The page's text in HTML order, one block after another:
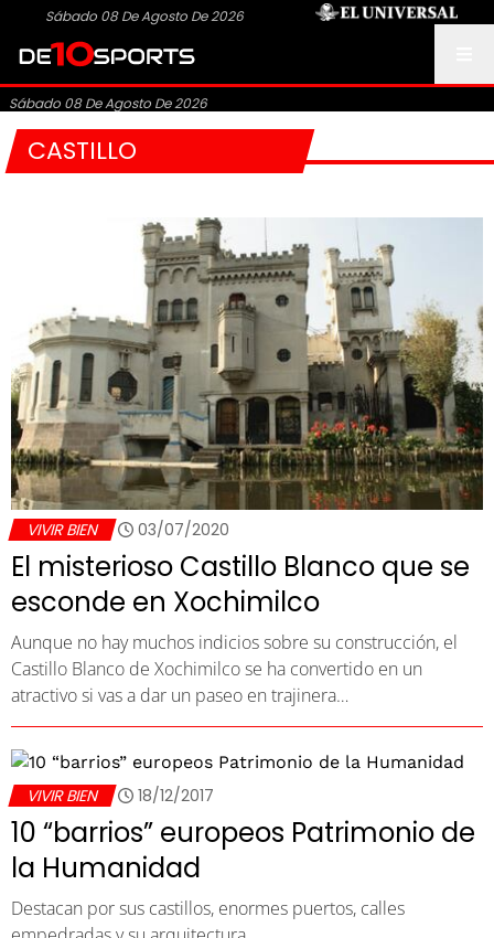
Sábado 08 De Agosto De 2026
Sábado 08 De Agosto De 2026
CASTILLO
VIVIR BIEN 03/07/2020
El misterioso Castillo Blanco que se
esconde en Xochimilco
Aunque no hay muchos indicios sobre su construcción, el
Castillo Blanco de Xochimilco se ha convertido en un
atractivo si vas a dar un paseo en trajinera…
VIVIR BIEN 18/12/2017
10 “barrios” europeos Patrimonio de
la Humanidad
Destacan por sus castillos, enormes puertos, calles